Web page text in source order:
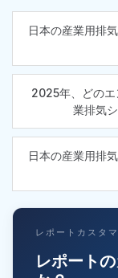
日本の産業用排
2025年、どのエ
業排気
日本の産業用排
レポートカスタ
レポート